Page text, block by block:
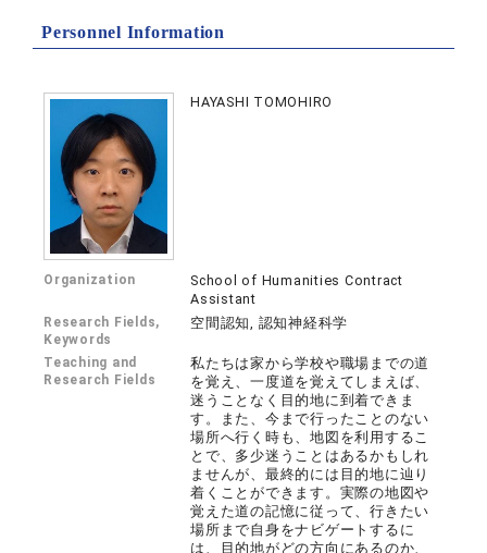
Personnel Information
HAYASHI TOMOHIRO
Organization
School of Humanities Contract
Assistant
Research Fields,
Keywords
空間認知, 認知神経科学
Teaching and
Research Fields
私たちは家から学校や職場までの道
を覚え、一度道を覚えてしまえば、
迷うことなく目的地に到着できま
す。また、今まで行ったことのない
場所へ行く時も、地図を利用するこ
とで、多少迷うことはあるかもしれ
ませんが、最終的には目的地に辿り
着くことができます。実際の地図や
覚えた道の記憶に従って、行きたい
場所まで自身をナビゲートするに
は、目的地がどの方向にあるのか、